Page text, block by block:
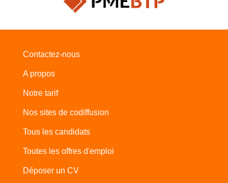
Contactez-nous
A propos
Notre tarif
Nos sites de codiffusion
Tous les candidats
Toutes les offres d'emploi
Déposer un CV